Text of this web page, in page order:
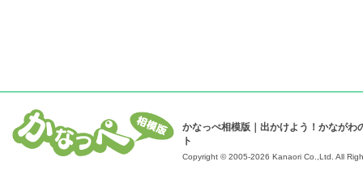
かなっぺ相模版｜出かけよう！かながわ
ト
Copyright © 2005-2026 Kanaori Co.,Ltd. All